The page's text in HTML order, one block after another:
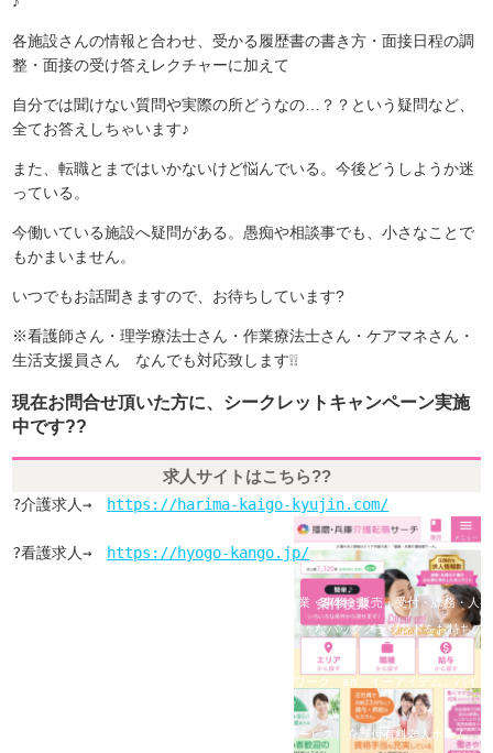
各施設さんの情報と合わせ、受かる履歴書の書き方・面接日程の調
整・面接の受け答えレクチャーに加えて
自分では聞けない質問や実際の所どうなの…？？という疑問など、
全てお答えしちゃいます♪
また、転職とまではいかないけど悩んでいる。今後どうしようか迷
っている。
今働いている施設へ疑問がある。愚痴や相談事でも、小さなことで
もかまいません。
いつでもお話聞きますので、お待ちしています?
※看護師さん・理学療法士さん・作業療法士さん・ケアマネさん・
生活支援員さん なんでも対応致します❕❕
現在お問合せ頂いた方に、シークレットキャンペーン実施
中です??
求人サイトはこちら??
?介護求人→
https://harima-kaigo-kyujin.com/
?看護求人→ https://hyogo-kango.jp/
また、未経験者歓迎の職場もご相談可能です。 「営業・事務・販売・受付・総務・人
不動産・金融・旅行・観光・飲食・コンビニ」など様々なバックグラウンドをお持ちの
●大手求人サイトの「フロム・エー・ナビ、タウンワーク、an、イーアイデム、バイ
●「特別養護老人ホーム、介護老人保健施設、デイサービス、介護付有料老人ホーム、